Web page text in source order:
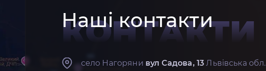
Наші контакти
КОНТАКТИ
село Нагоряни вул Садова, 13 Львівська обл.